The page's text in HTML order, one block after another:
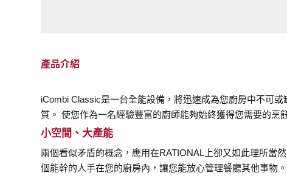
產品介紹
iCombi Classic是一台全能設備，將迅速成為您廚房中不可
質。 使您作為一名經驗豐富的廚師能夠始終獲得您需要的烹
小空間、大產能
兩個看似矛盾的概念，應用在RATIONAL上卻又如此理所當
個能幹的人手在您的廚房內，讓您能放心管理餐廳其他事物。